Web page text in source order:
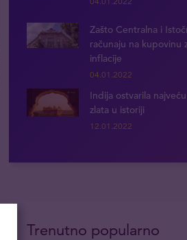
Zašto Centralna i
računaju na kupovinu
inflacije
04.01.2022
Indija ostvarila
zlata u istoriji
12.01.2022
Trenutno popularno